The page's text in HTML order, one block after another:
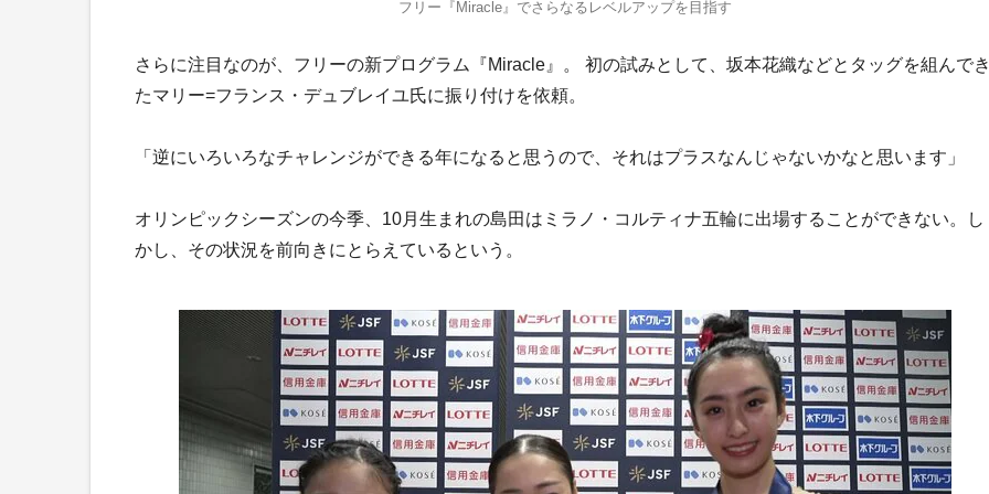
フリー『Miracle』でさらなるレベルアップを目指す
さらに注目なのが、フリーの新プログラム『Miracle』。 初の試みとして、坂本花織などとタッグを組んで
たマリー=フランス・デュブレイユ氏に振り付けを依頼。
「逆にいろいろなチャレンジができる年になると思うので、それはプラスなんじゃないかなと思います」
オリンピックシーズンの今季、10月生まれの島田はミラノ・コルティナ五輪に出場することができない。し
かし、その状況を前向きにとらえているという。